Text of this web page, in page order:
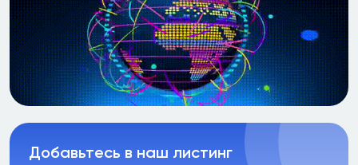
Добавьтесь в наш листинг